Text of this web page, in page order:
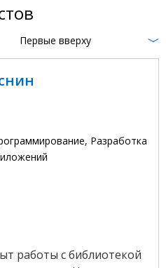
Первые вверху
Разработка
работы с библиотекой